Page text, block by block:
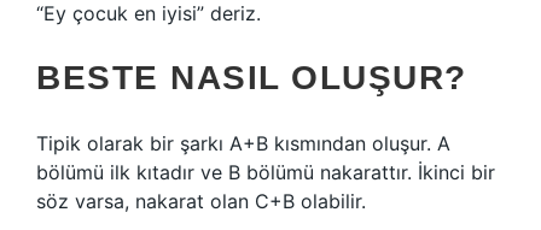
“Ey çocuk en iyisi” deriz.
BESTE NASIL OLUŞUR?
Tipik olarak bir şarkı A+B kısmından oluşur. A
bölümü ilk kıtadır ve B bölümü nakarattır. İkinci bir
söz varsa, nakarat olan C+B olabilir.